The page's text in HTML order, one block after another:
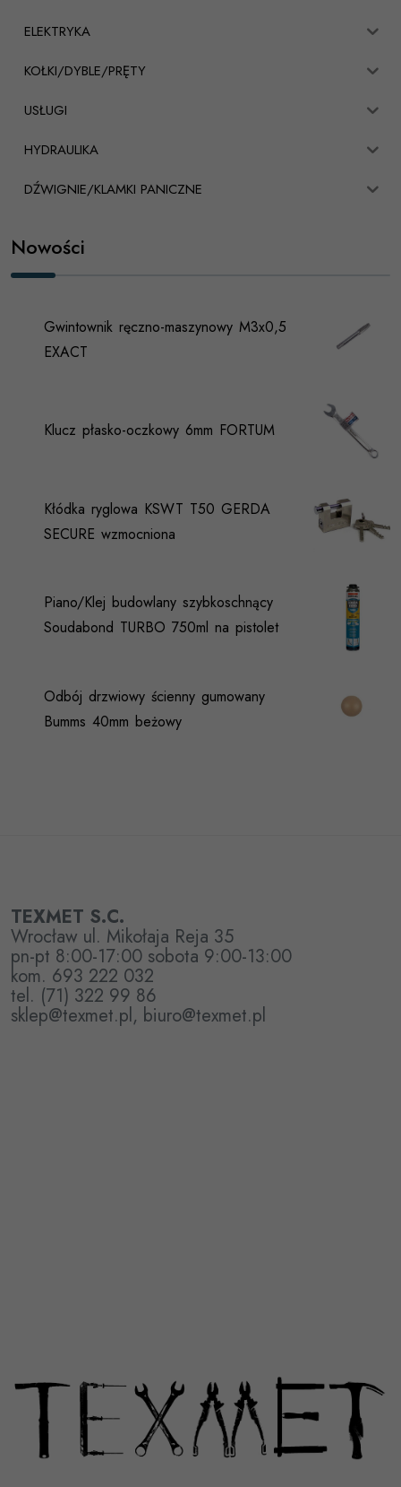
ELEKTRYKA
KOŁKI/DYBLE/PRĘTY
USŁUGI
HYDRAULIKA
DŹWIGNIE/KLAMKI PANICZNE
Nowości
Gwintownik ręczno-maszynowy M3x0,5
EXACT
Klucz płasko-oczkowy 6mm FORTUM
Kłódka ryglowa KSWT T50 GERDA
SECURE wzmocniona
Piano/Klej budowlany szybkoschnący
Soudabond TURBO 750ml na pistolet
Odbój drzwiowy ścienny gumowany
Bumms 40mm beżowy
TEXMET S.C.
Wrocław ul. Mikołaja Reja 35
pn-pt 8:00-17:00 sobota 9:00-13:00
kom. 693 222 032
tel. (71) 322 99 86
sklep@texmet.pl, biuro@texmet.pl